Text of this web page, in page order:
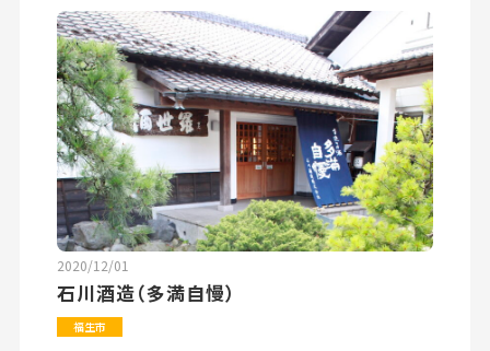
2020/12/01
石川酒造（多満自慢）
福生市